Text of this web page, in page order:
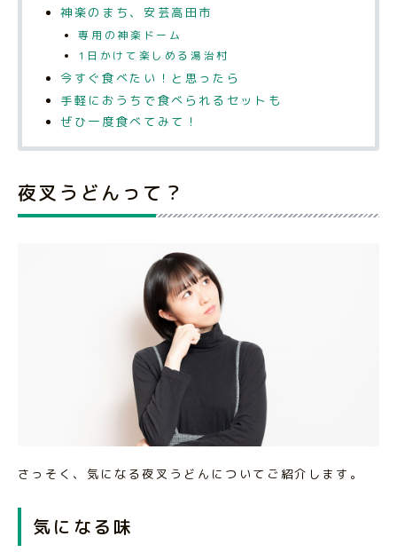
神楽のまち、安芸高田市
専用の神楽ドーム
1日かけて楽しめる湯治村
今すぐ食べたい！と思ったら
手軽におうちで食べられるセットも
ぜひ一度食べてみて！
夜叉うどんって？
さっそく、気になる夜叉うどんについてご紹介します。
気になる味